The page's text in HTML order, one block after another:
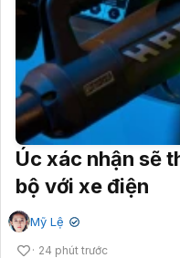
Úc xác nhận sẽ
bộ với xe điện
Mỹ Lệ ✔
24 phút trước